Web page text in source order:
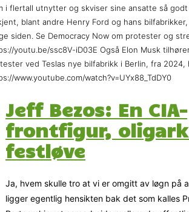
i flertall utnytter og skviser sine ansatte så
blant andre Henry Ford og hans
siden. Se Democracy Now om protester og
youtu.be/ssc8V-iD03E Også Elon Musk
ved Teslas nye bilfabrikk i Berlin, fra 2024,
www.youtube.com/watch?v=UYx88_TdDY0
Jeff Bezos: En CIA-
frontfigur,
festløve
Ja, hvem skulle tro at vi er omgitt av løgn på
ligger egentlig hensikten bak det som kalles